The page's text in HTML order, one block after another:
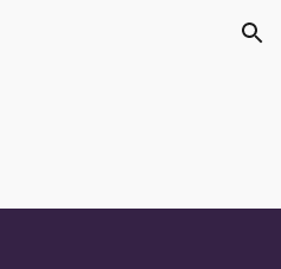
Skip to navigation